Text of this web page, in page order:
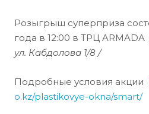
Розыгрыш суперприза
года в 12:00 в ТРЦ ARMADA
ул. Кабдолова 1/8 /
Подробные условия акции
o.kz/plastikovye-okna/smart/